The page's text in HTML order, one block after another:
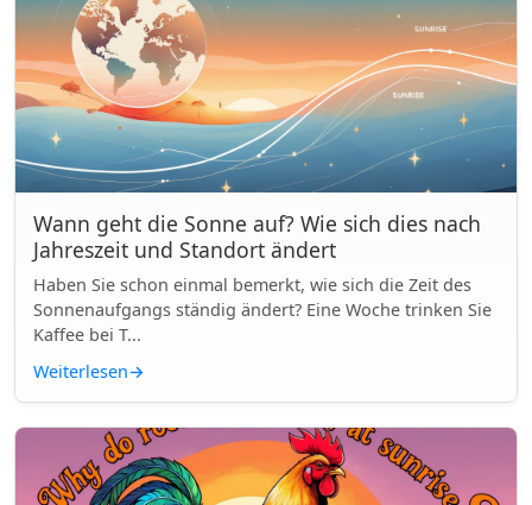
Wann geht die Sonne auf? Wie sich dies nach
Jahreszeit und Standort ändert
Haben Sie schon einmal bemerkt, wie sich die Zeit des
Sonnenaufgangs ständig ändert? Eine Woche trinken Sie
Kaffee bei T...
Weiterlesen→